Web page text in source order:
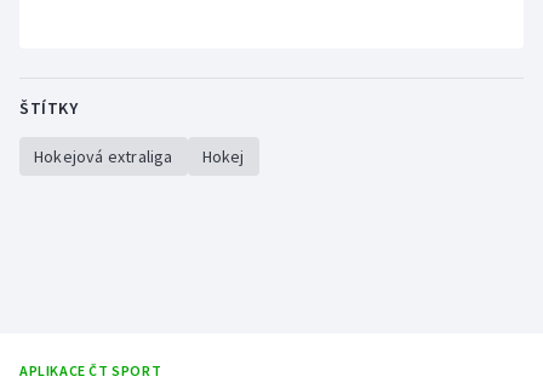
ŠTÍTKY
Hokejová extraliga Hokej
APLIKACE ČT SPORT